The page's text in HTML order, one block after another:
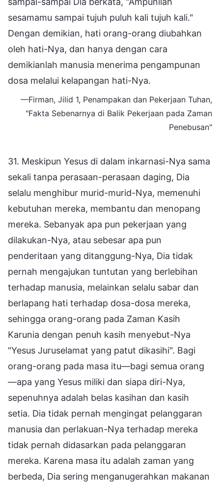
sesamamu sampai tujuh puluh kali tujuh kali."
Dengan demikian, hati orang-orang diubahkan
oleh hati-Nya, dan hanya dengan cara
demikianlah manusia menerima pengampunan
dosa melalui kelapangan hati-Nya.
—Firman, Jilid 1, Penampakan dan Pekerjaan Tuhan,
"Fakta Sebenarnya di Balik Pekerjaan pada Zaman
Penebusan"
31. Meskipun Yesus di dalam inkarnasi-Nya sama
sekali tanpa perasaan-perasaan daging, Dia
selalu menghibur murid-murid-Nya, memenuhi
kebutuhan mereka, membantu dan menopang
mereka. Sebanyak apa pun pekerjaan yang
dilakukan-Nya, atau sebesar apa pun
penderitaan yang ditanggung-Nya, Dia tidak
pernah mengajukan tuntutan yang berlebihan
terhadap manusia, melainkan selalu sabar dan
berlapang hati terhadap dosa-dosa mereka,
sehingga orang-orang pada Zaman Kasih
Karunia dengan penuh kasih menyebut-Nya
"Yesus Juruselamat yang patut dikasihi". Bagi
orang-orang pada masa itu—bagi semua orang
—apa yang Yesus miliki dan siapa diri-Nya,
sepenuhnya adalah belas kasihan dan kasih
setia. Dia tidak pernah mengingat pelanggaran
manusia dan perlakuan-Nya terhadap mereka
tidak pernah didasarkan pada pelanggaran
mereka. Karena masa itu adalah zaman yang
berbeda, Dia sering menganugerahkan makanan